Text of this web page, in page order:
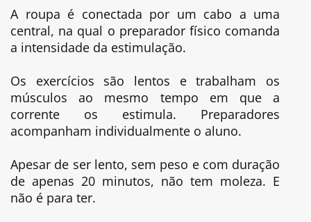
A roupa é conectada por um cabo a uma
central, na qual o preparador físico comanda
a intensidade da estimulação.
Os exercícios são lentos e trabalham os
músculos ao mesmo tempo em que a
corrente os estimula. Preparadores
acompanham individualmente o aluno.
Apesar de ser lento, sem peso e com duração
de apenas 20 minutos, não tem moleza. E
não é para ter.